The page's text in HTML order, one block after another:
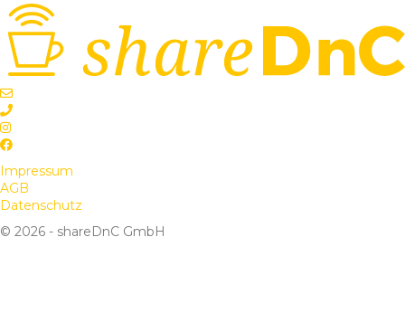
Impressum
AGB
Datenschutz
© 2026 - shareDnC GmbH